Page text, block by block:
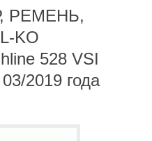
РЕМЕНЬ,
KO
528 VSI
2019 года